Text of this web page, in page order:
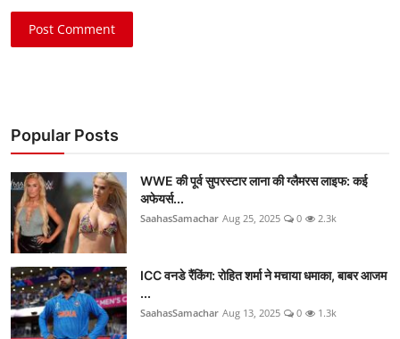
Post Comment
Popular Posts
WWE की पूर्व सुपरस्टार लाना की ग्लैमरस लाइफ: कई
अफेयर्स...
SaahasSamachar Aug 25, 2025 0 2.3k
ICC वनडे रैंकिंग: रोहित शर्मा ने मचाया धमाका, बाबर आजम
...
SaahasSamachar Aug 13, 2025 0 1.3k